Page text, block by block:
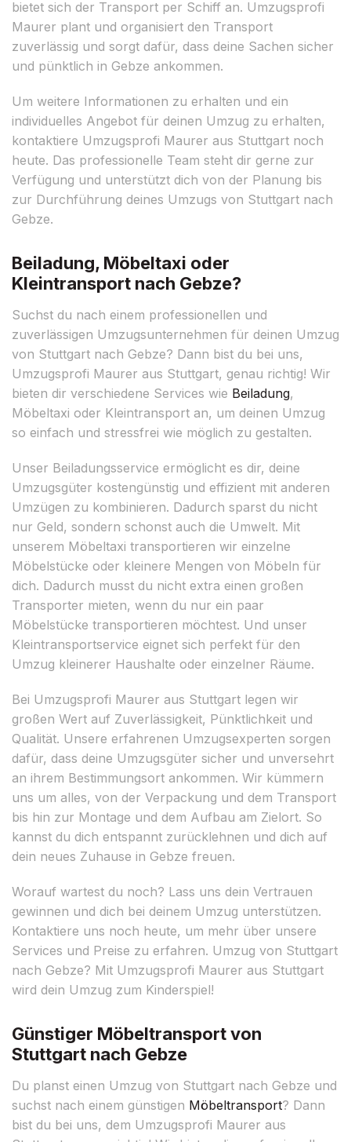
bietet sich der Transport per Schiff an. Umzugsprofi
Maurer plant und organisiert den Transport
zuverlässig und sorgt dafür, dass deine Sachen sicher
und pünktlich in Gebze ankommen.
Um weitere Informationen zu erhalten und ein
individuelles Angebot für deinen Umzug zu erhalten,
kontaktiere Umzugsprofi Maurer aus Stuttgart noch
heute. Das professionelle Team steht dir gerne zur
Verfügung und unterstützt dich von der Planung bis
zur Durchführung deines Umzugs von Stuttgart nach
Gebze.
Beiladung, Möbeltaxi oder
Kleintransport nach Gebze?
Suchst du nach einem professionellen und
zuverlässigen Umzugsunternehmen für deinen Umzug
von Stuttgart nach Gebze? Dann bist du bei uns,
Umzugsprofi Maurer aus Stuttgart, genau richtig! Wir
bieten dir verschiedene Services wie Beiladung,
Möbeltaxi oder Kleintransport an, um deinen Umzug
so einfach und stressfrei wie möglich zu gestalten.
Unser Beiladungsservice ermöglicht es dir, deine
Umzugsgüter kostengünstig und effizient mit anderen
Umzügen zu kombinieren. Dadurch sparst du nicht
nur Geld, sondern schonst auch die Umwelt. Mit
unserem Möbeltaxi transportieren wir einzelne
Möbelstücke oder kleinere Mengen von Möbeln für
dich. Dadurch musst du nicht extra einen großen
Transporter mieten, wenn du nur ein paar
Möbelstücke transportieren möchtest. Und unser
Kleintransportservice eignet sich perfekt für den
Umzug kleinerer Haushalte oder einzelner Räume.
Bei Umzugsprofi Maurer aus Stuttgart legen wir
großen Wert auf Zuverlässigkeit, Pünktlichkeit und
Qualität. Unsere erfahrenen Umzugsexperten sorgen
dafür, dass deine Umzugsgüter sicher und unversehrt
an ihrem Bestimmungsort ankommen. Wir kümmern
uns um alles, von der Verpackung und dem Transport
bis hin zur Montage und dem Aufbau am Zielort. So
kannst du dich entspannt zurücklehnen und dich auf
dein neues Zuhause in Gebze freuen.
Worauf wartest du noch? Lass uns dein Vertrauen
gewinnen und dich bei deinem Umzug unterstützen.
Kontaktiere uns noch heute, um mehr über unsere
Services und Preise zu erfahren. Umzug von Stuttgart
nach Gebze? Mit Umzugsprofi Maurer aus Stuttgart
wird dein Umzug zum Kinderspiel!
Günstiger Möbeltransport von
Stuttgart nach Gebze
Du planst einen Umzug von Stuttgart nach Gebze und
suchst nach einem günstigen Möbeltransport? Dann
bist du bei uns, dem Umzugsprofi Maurer aus